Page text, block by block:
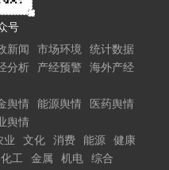
号
新闻 市场环境
统计数据
分析 产经预警
海外产经
舆情 能源舆情
医药舆情
舆情
业 文化 消费 能源
健康
化工 金属 机电
综合